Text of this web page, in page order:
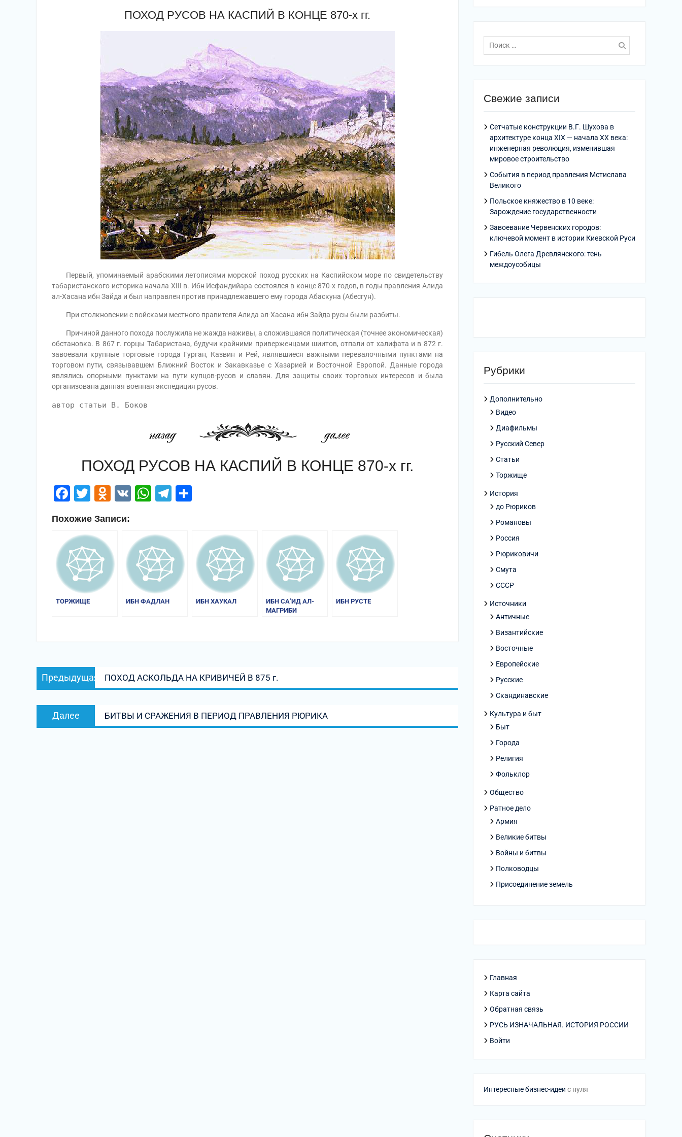
ПОХОД РУСОВ НА КАСПИЙ В КОНЦЕ 870-х гг.
Первый, упоминаемый арабскими летописями морской поход русских на Каспийском море по свидетельству
табаристанского историка начала XIII в. Ибн Исфандийара состоялся в конце 870-х годов, в годы правления Алида
ал-Хасана ибн Зайда и был направлен против принадлежавшего ему города Абаскуна (Абесгун).
При столкновении с войсками местного правителя Алида ал-Хасана ибн Зайда русы были разбиты.
Причиной данного похода послужила не жажда наживы, а сложившаяся политическая (точнее экономическая)
обстановка. В 867 г. горцы Табаристана, будучи крайними приверженцами шиитов, отпали от халифата и в 872 г.
завоевали крупные торговые города Гурган, Казвин и Рей, являвшиеся важными перевалочными пунктами на
торговом пути, связывавшем Ближний Восток и Закавказье с Хазарией и Восточной Европой. Данные города
являлись опорными пунктами на пути купцов-русов и славян. Для защиты своих торговых интересов и была
организована данная военная экспедиция русов.
автор статьи В. Боков
ПОХОД РУСОВ НА КАСПИЙ В КОНЦЕ 870-х гг.
Facebook
Twitter
Odnoklassniki
VK WhatsApp
Telegram
Похожие Записи:
ТОРЖИЩЕ ИБН ФАДЛАН ИБН ХАУКАЛ
ИБН СА’ИД АЛ-
МАГРИБИ
ИБН РУСТЕ
Навигация
по
Предыдущая
запись:
ПОХОД АСКОЛЬДА НА КРИВИЧЕЙ В 875 г.
Далее
запись:
БИТВЫ И СРАЖЕНИЯ В ПЕРИОД ПРАВЛЕНИЯ РЮРИКА
Поиск
по:
Свежие записи
Сетчатые конструкции В.Г. Шухова в
архитектуре конца XIX — начала XX века:
инженерная революция, изменившая
мировое строительство
События в период правления Мстислава
Великого
Польское княжество в 10 веке:
Зарождение государственности
Завоевание Червенских городов:
ключевой момент в истории Киевской Руси
Гибель Олега Древлянского: тень
междоусобицы
Рубрики
Дополнительно
Видео
Диафильмы
Русский Север
Статьи
Торжище
История
до Рюриков
Романовы
Россия
Рюриковичи
Смута
СССР
Источники
Античные
Византийские
Восточные
Европейские
Русские
Скандинавские
Культура и быт
Быт
Города
Религия
Фольклор
Общество
Ратное дело
Армия
Великие битвы
Войны и битвы
Полководцы
Присоединение земель
Главная
Карта сайта
Обратная связь
РУСЬ ИЗНАЧАЛЬНАЯ. ИСТОРИЯ РОССИИ
Войти
Интересные бизнес-идеи с нуля